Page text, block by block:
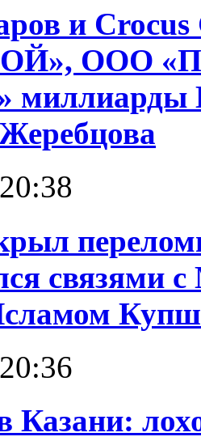
и
ООО
миллиарды
связями
Казани: